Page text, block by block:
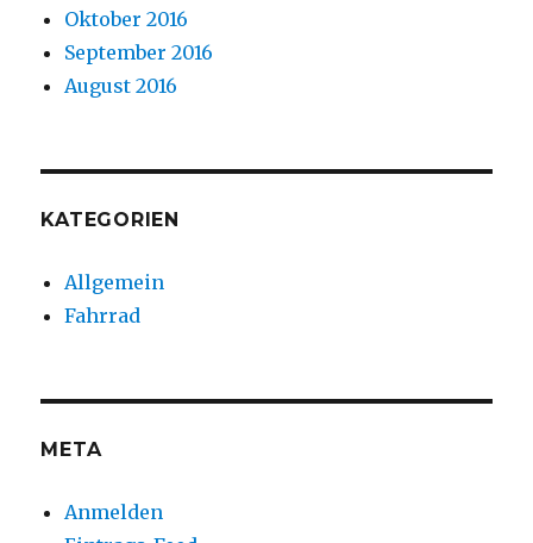
Oktober 2016
September 2016
August 2016
KATEGORIEN
Allgemein
Fahrrad
META
Anmelden